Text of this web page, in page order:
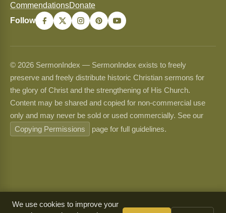
CommendationsDonate
Follow
© 2026 SermonIndex — SermonIndex exists to freely
preserve and freely distribute historic Christian sermons for
the glory of Christ and the strengthening of His Church.
Content may be shared and copied for non-commercial use
only and may never be sold or used commercially. See our
Copying Permissions
page for full guidelines.
We use cookies to improve your